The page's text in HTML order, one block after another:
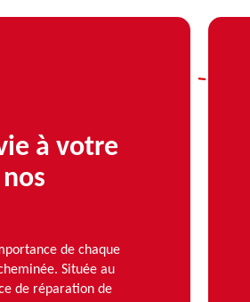
à votre
de chaque
Située au
de réparation de